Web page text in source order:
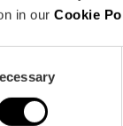
in our Cookie